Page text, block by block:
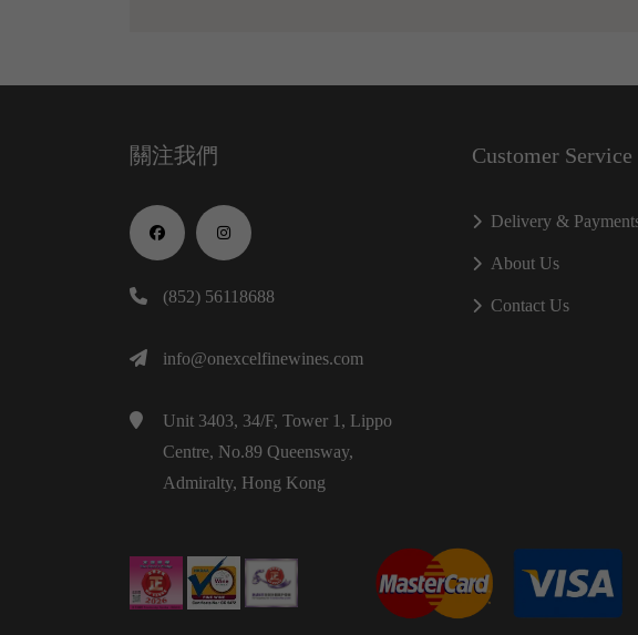
關注我們
(852) 56118688
info@onexcelfinewines.com
Unit 3403, 34/F, Tower 1, Lippo
Centre, No.89 Queensway,
Admiralty, Hong Kong
Customer Service
Delivery &
About Us
Contact Us